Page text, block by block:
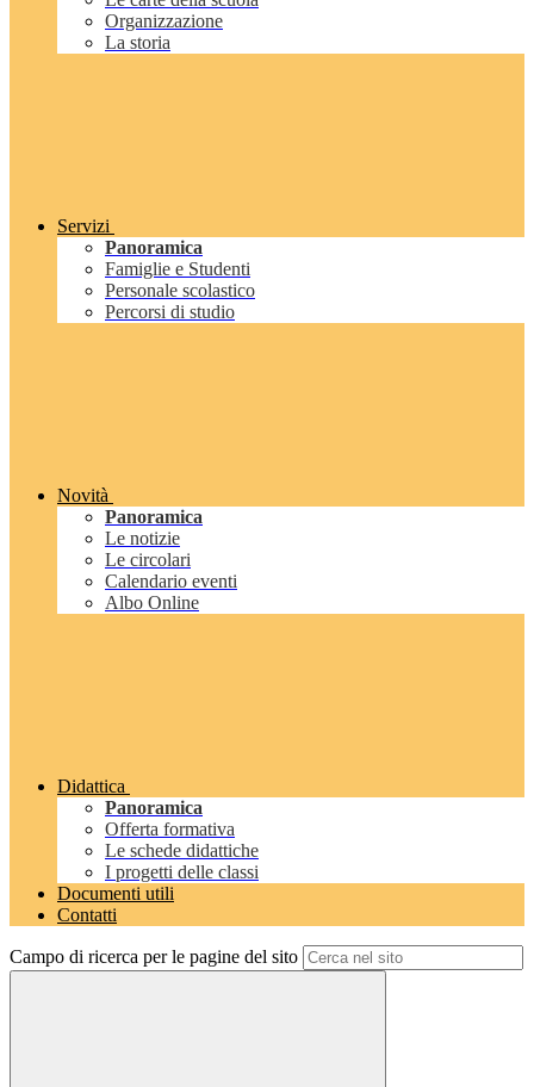
Organizzazione
La storia
Servizi
Panoramica
Famiglie e Studenti
Personale scolastico
Percorsi di studio
Novità
Panoramica
Le notizie
Le circolari
Calendario eventi
Albo Online
Didattica
Panoramica
Offerta formativa
Le schede didattiche
I progetti delle classi
Documenti utili
Contatti
Campo di ricerca per le pagine del sito